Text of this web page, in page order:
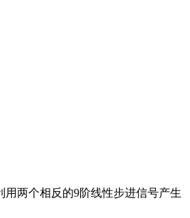
用两个相反的9阶线性步进信号产生